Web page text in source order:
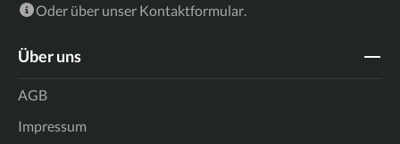
Oder über unser Kontaktformular
Über uns
AGB
Impressum